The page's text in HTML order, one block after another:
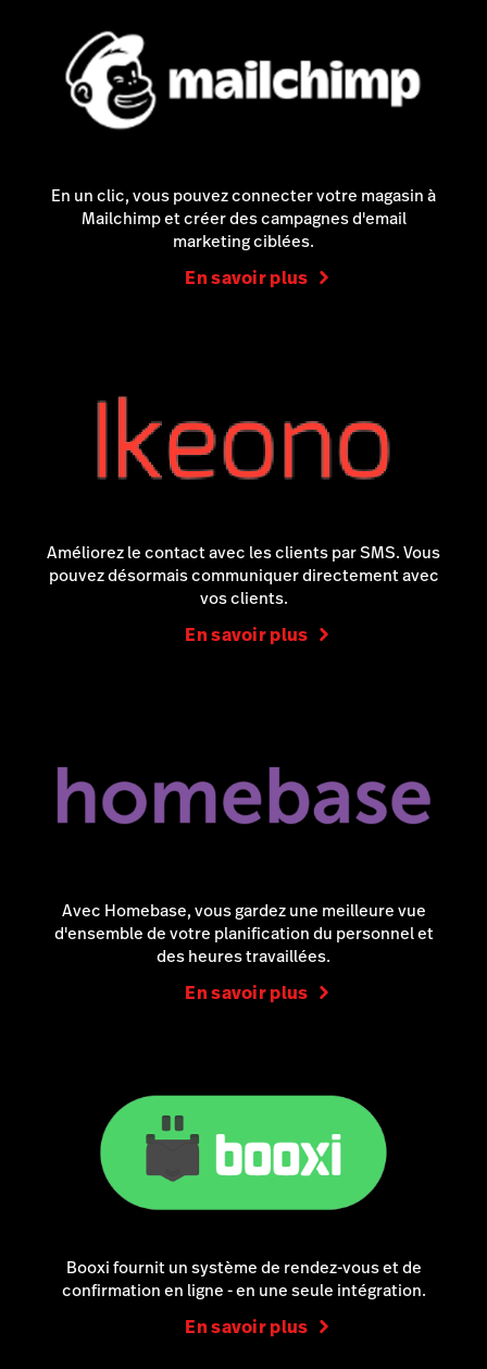
En un clic, vous pouvez connecter votre magasin à
Mailchimp et créer des campagnes d'email
marketing ciblées.
En savoir plus
Améliorez le contact avec les clients par SMS. Vous
pouvez désormais communiquer directement avec
vos clients.
En savoir plus
Avec Homebase, vous gardez une meilleure vue
d'ensemble de votre planification du personnel et
des heures travaillées.
En savoir plus
Booxi fournit un système de rendez-vous et de
confirmation en ligne - en une seule intégration.
En savoir plus